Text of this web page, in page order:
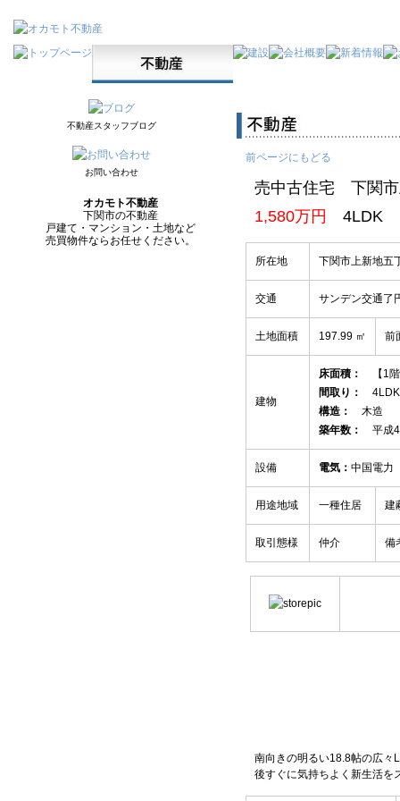
前ページにもどる
売中古住宅 下関市
1,580万円
4LDK
所在地 下関市上新地五
交通 サンデン交通了
土地面積 197.99 ㎡ 前
建物
床面積：
【1
間取り：
4LDK
構造：
木造
築年数：
平成
設備 電気： 中国電
用途地域 一種住居 建
取引態様 仲介 備
南向きの明るい18.8帖の広々
後すぐに気持ちよく新生活を
不動産スタッフブログ
お問い合わせ
オカモト不動産
下関市の不動産
戸建て・マンション・土地など
売買物件ならお任せください。